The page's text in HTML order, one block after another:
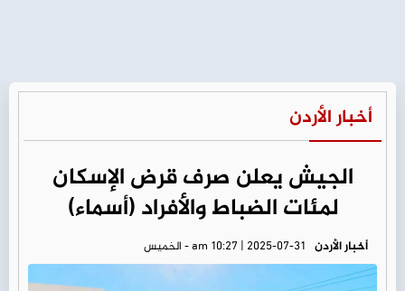
أخبار الأردن
الجيش يعلن صرف قرض الإسكان
لمئات الضباط والأفراد (أسماء)
أخبار الأردن am 10:27 | 2025-07-31 - الخميس